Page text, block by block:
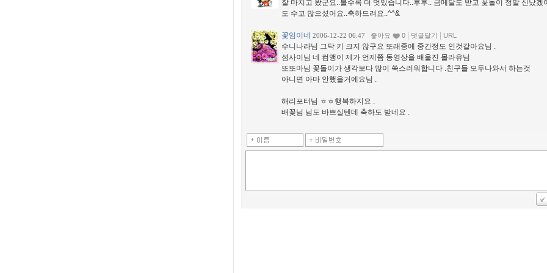
잘 마치고 왔군요..볼수록 더 멋있습니다..후후.. 금메달도 받고 꽃돌이 정말 신났겠
도 수고 많으셨어요..축하드려요..^^&
꽃임이네 2006-12-22 06:47 좋아요 0 댓글달기 URL
수니나라님 그닥 키 크지 않구요 또래중에 중간정도 인것같아요님 .
섬사이님 네 컴맹이 제가 언제쯤 동영상을 배울진 몰라유님
또또마님 꽃돌이가 생각보다 많이 쑥스러워합니다 .친구들 모두나와서 하는것
아니면 아마 안했을거에요님 .
해리포터님 ㅎㅎ행복하지요 .
배꽃님 님도 바쁘실텐데 축하도 받네요 .